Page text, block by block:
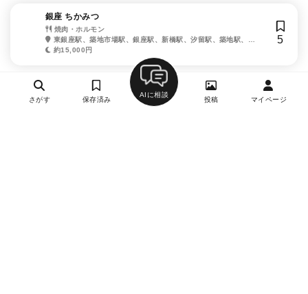
銀座 ちかみつ
焼肉・ホルモン
東銀座駅、築地市場駅、銀座駅、新橋駅、汐留駅、築地駅、銀
座一丁目駅
約15,000円
5
さがす 保存済み
AIに相談
投稿 マイページ